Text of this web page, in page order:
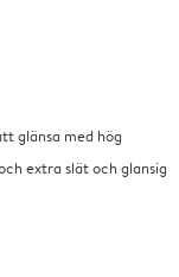
glänsa med hög
extra slät och glansig